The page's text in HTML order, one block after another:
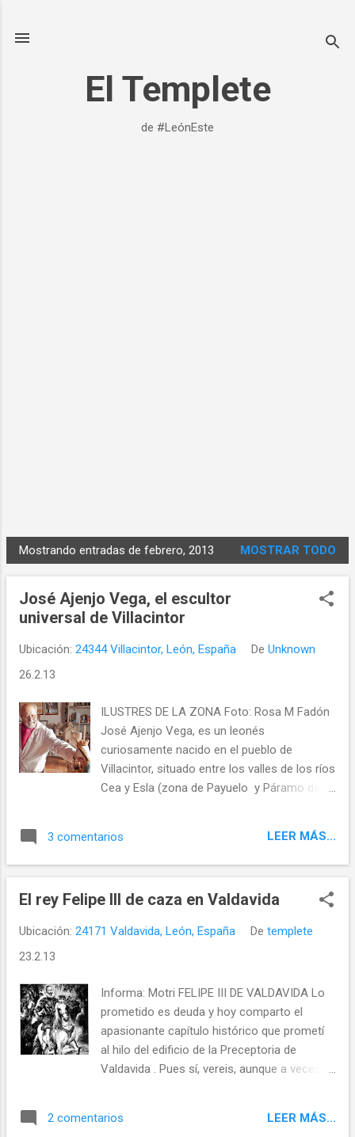
El Templete
de #LeónEste
E
n
Mostrando entradas de febrero, 2013 MOSTRAR TODO
José Ajenjo Vega, el escultor
universal de Villacintor
Ubicación: 24344 Villacintor, León, España De Unknown
26.2.13
ILUSTRES DE LA ZONA Foto: Rosa M Fadón
José Ajenjo Vega, es un leonés
curiosamente nacido en el pueblo de
Villacintor, situado entre los valles de los ríos
Cea y Esla (zona de Payuelo y Páramo del
serie de prestigiosos monasterios
medievales: Sahagún, Trianos, Eslonza,
Priorato de la Cenia.
3 comentarios LEER MÁS...
El rey Felipe III de caza en Valdavida
Ubicación: 24171 Valdavida, León, España De templete
23.2.13
Informa: Motri FELIPE III DE VALDAVIDA Lo
prometido es deuda y hoy comparto el
apasionante capítulo histórico que prometí
al hilo del edificio de la Preceptoria de
Valdavida . Pues sí, vereis, aunque a veces
acontecimientos fabulosos, de gran
2 comentarios LEER MÁS...